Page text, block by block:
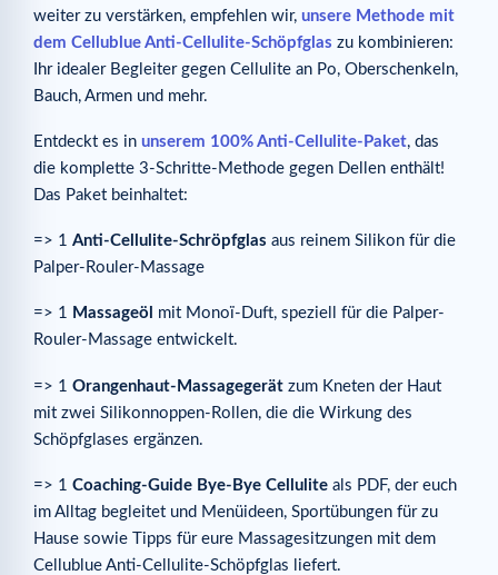
weiter zu verstärken, empfehlen wir, unsere Methode mit
dem Cellublue Anti-Cellulite-Schöpfglas zu kombinieren:
Ihr idealer Begleiter gegen Cellulite an Po, Oberschenkeln,
Bauch, Armen und mehr.
Entdeckt es in unserem 100% Anti-Cellulite-Paket, das
die komplette 3-Schritte-Methode gegen Dellen enthält!
Das Paket beinhaltet:
=> 1 Anti-Cellulite-Schröpfglas aus reinem Silikon für die
Palper-Rouler-Massage
=> 1 Massageöl
mit Monoï-Duft, speziell für die Palper-
Rouler-Massage entwickelt.
=> 1 Orangenhaut-Massagegerät zum Kneten der Haut
mit zwei Silikonnoppen-Rollen, die die Wirkung des
Schöpfglases ergänzen.
=> 1 Coaching-Guide Bye-Bye Cellulite als PDF, der euch
im Alltag begleitet und Menüideen, Sportübungen für zu
Hause sowie Tipps für eure Massagesitzungen mit dem
Cellublue Anti-Cellulite-Schöpfglas liefert.